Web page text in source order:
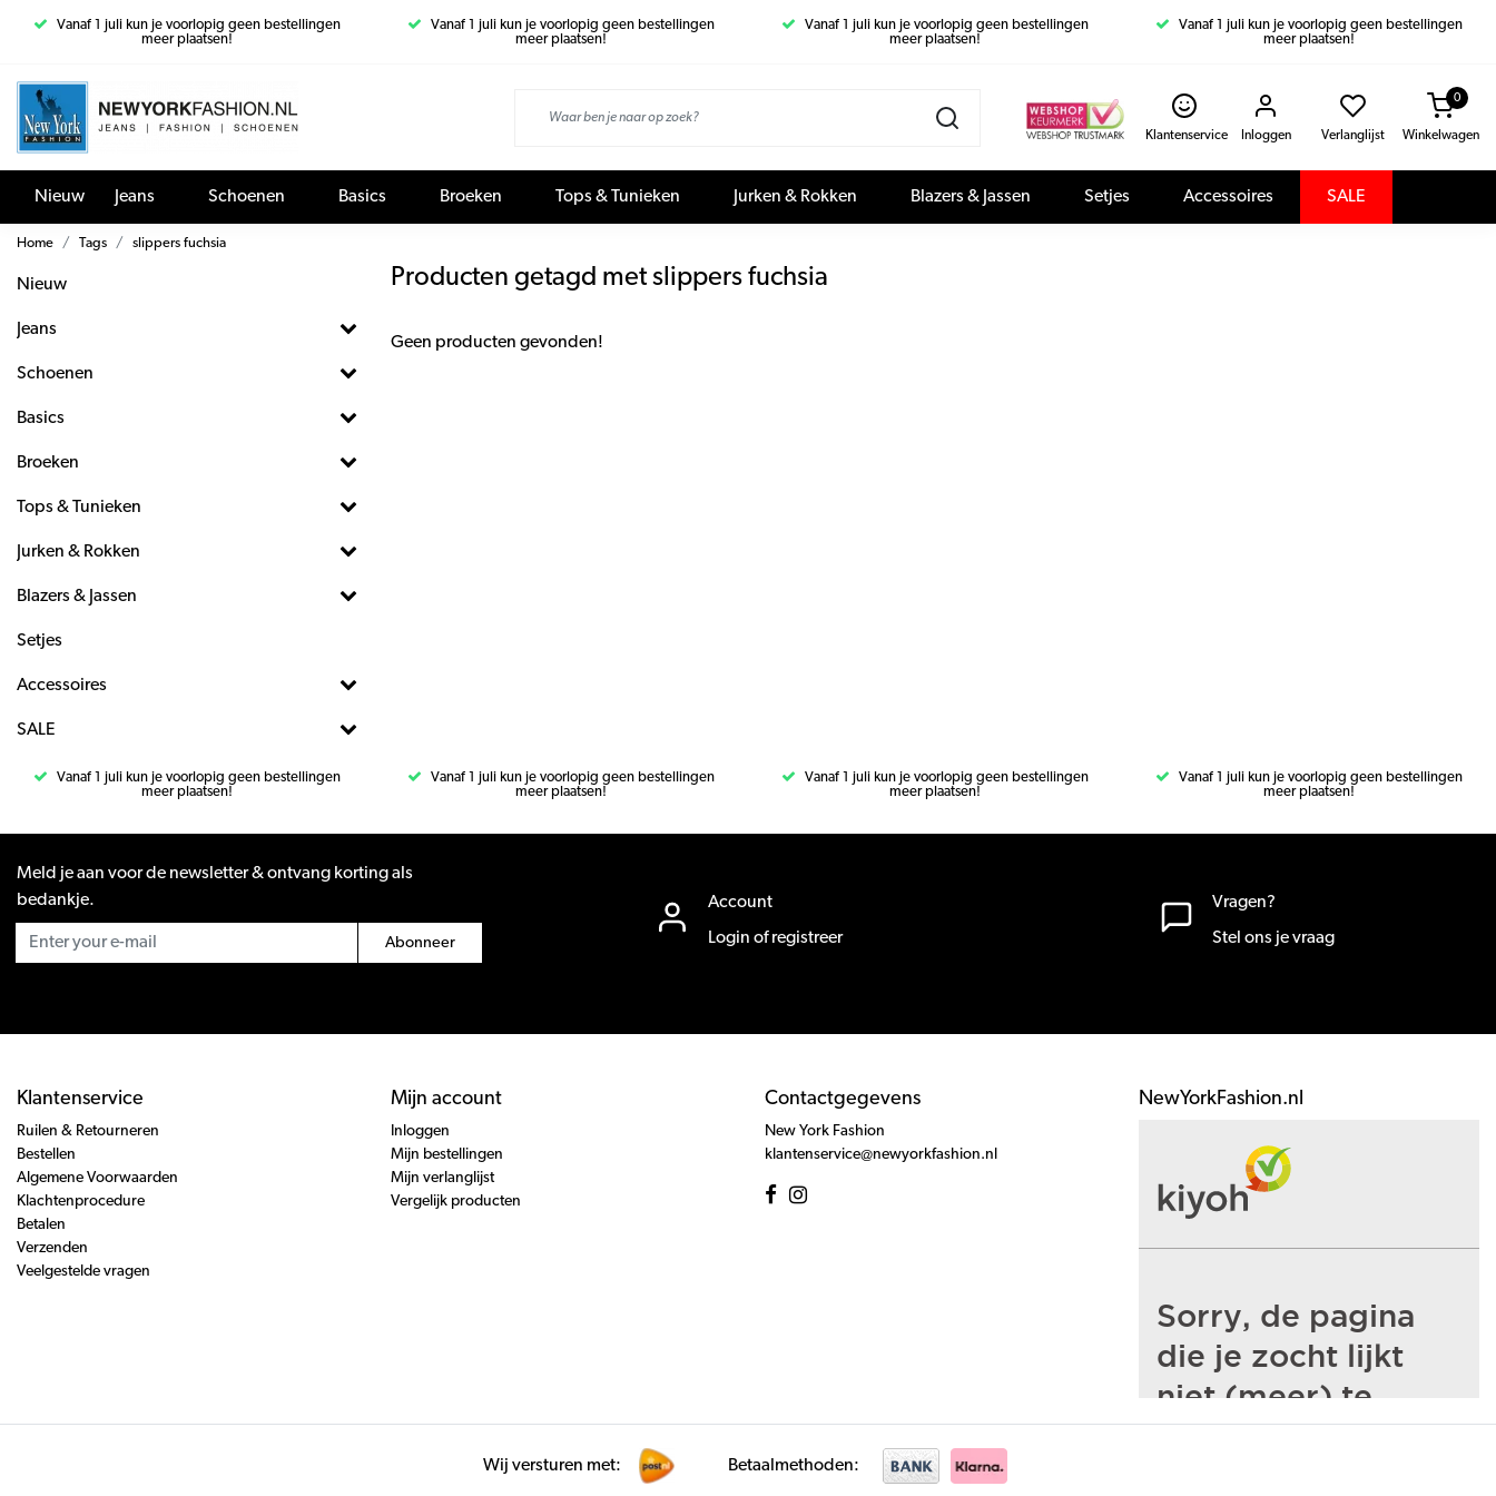
Vanaf 1 juli kun je voorlopig geen bestellingen
meer plaatsen!
Vanaf 1 juli kun je voorlopig geen bestellingen
meer plaatsen!
Vanaf 1 juli kun je voorlopig geen bestellingen
meer plaatsen!
Vanaf 1 juli kun je voorlopig geen bestellingen
meer plaatsen!
Klantenservice Inloggen Verlanglijst Winkelwagen
0
Nieuw Jeans Schoenen Basics Broeken Tops & Tunieken Jurken & Rokken Blazers & Jassen Setjes Accessoires SALE
Home Tags slippers fuchsia
Nieuw
Jeans
Schoenen
Basics
Broeken
Tops & Tunieken
Jurken & Rokken
Blazers & Jassen
Setjes
Accessoires
SALE
Producten getagd met slippers fuchsia
Geen producten gevonden!
Vanaf 1 juli kun je voorlopig geen bestellingen
meer plaatsen!
Vanaf 1 juli kun je voorlopig geen bestellingen
meer plaatsen!
Vanaf 1 juli kun je voorlopig geen bestellingen
meer plaatsen!
Vanaf 1 juli kun je voorlopig geen bestellingen
meer plaatsen!
Meld je aan voor de newsletter & ontvang korting als
bedankje.
Abonneer
Account
Login of registreer
Vragen?
Stel ons je vraag
Klantenservice
Ruilen & Retourneren
Bestellen
Algemene Voorwaarden
Klachtenprocedure
Betalen
Verzenden
Veelgestelde vragen
Mijn account
Inloggen
Mijn bestellingen
Mijn verlanglijst
Vergelijk producten
Contactgegevens
New York Fashion
klantenservice@newyorkfashion.nl
NewYorkFashion.nl
Wij versturen met: Betaalmethoden: